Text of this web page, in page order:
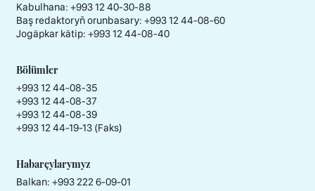
Kabulhana: +993 12 40-30-88
Baş redaktoryň orunbasary: +993 12 44-08-60
Jogäpkar kätip: +993 12 44-08-40
Bölümler
+993 12 44-08-35
+993 12 44-08-37
+993 12 44-08-39
+993 12 44-19-13 (Faks)
Habarçylarymyz
Balkan: +993 222 6-09-01